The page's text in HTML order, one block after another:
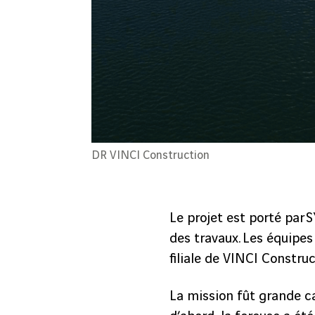
DR VINCI Construction
Le projet est porté par
des travaux. Les
filiale de VINCI
La mission fût grande